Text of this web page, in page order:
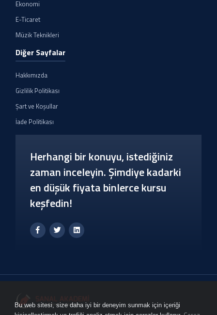
Bu web sitesi, size daha iyi bir deneyim sunmak için içeriği
Ekonomi
E-Ticaret
Müzik Teknikleri
Diğer Sayfalar
Hakkımızda
Gizlilik Politikası
Şart ve Koşullar
İade Politikası
Herhangi bir konuyu, istediğiniz
zaman inceleyin. Şimdiye kadarki
en düşük fiyata binlerce kursu
keşfedin!